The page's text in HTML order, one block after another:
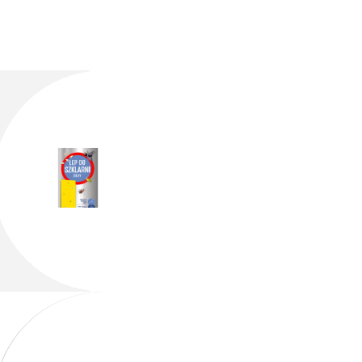
radości daje widok pierwszych pąków forsycji,
forsycji i przekształcanie jej w formę, o której
to nie tylko obowiązek, ale przede
i uczmy się na własnych błędach, by